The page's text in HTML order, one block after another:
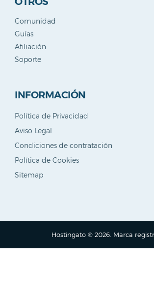
Comunidad
Guías
Afiliación
Soporte
INFORMACIÓN
Política de Privacidad
Aviso Legal
Condiciones de contratación
Política de Cookies
Sitemap
Hostingato ® 2026. Marca